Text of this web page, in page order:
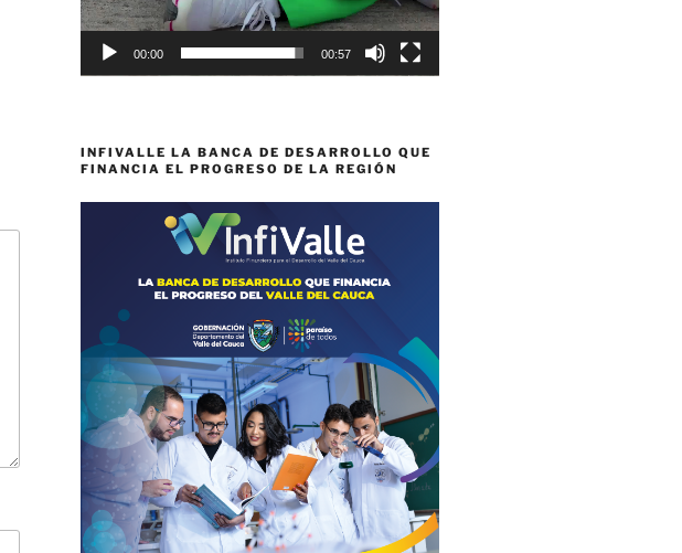
00:00 00:57
INFIVALLE LA BANCA DE DESARROLLO QUE
FINANCIA EL PROGRESO DE LA REGIÓN